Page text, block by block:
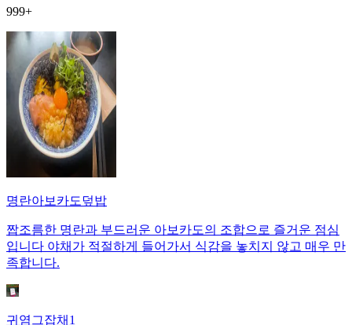
999+
명란아보카도덮밥
짭조름한 명란과 부드러운 아보카도의 조합으로 즐거운 점심
입니다 야채가 적절하게 들어가서 식감을 놓치지 않고 매우 만
족합니다.
귀염그잡채1